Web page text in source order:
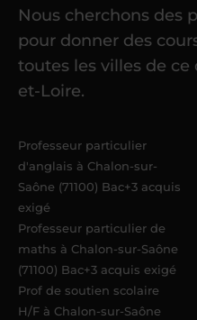
Une fois ma
référent me
élèvesdans un
maximum
Nous cherchons des
pour donner des
toutes les villes de
et-Loire.
Professeur particulier
d'anglais à Chalon-sur-
Saône (71100) Bac+3 acquis
exigé
Professeur particulier de
maths à Chalon-sur-Saône
(71100) Bac+3 acquis exigé
Prof de soutien scolaire
H/F à Chalon-sur-Saône